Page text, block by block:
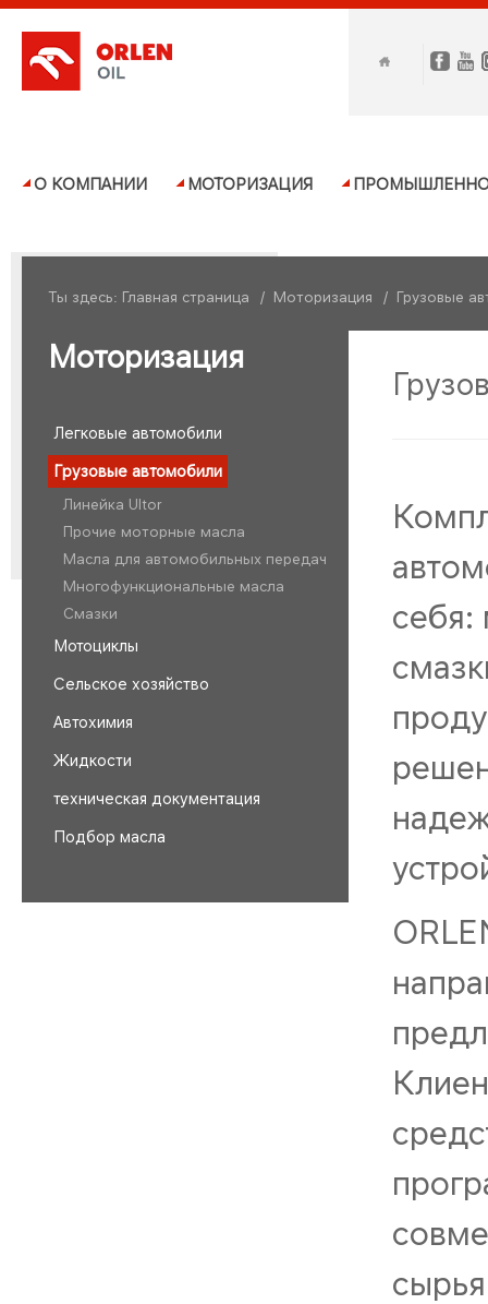
О КОМПАНИИ МОТОРИЗАЦИЯ
Ты здесь: Главная страница / Моторизация / Грузовые
Моторизация
Легковые автомобили
Грузовые автомобили
Линейка Ultor
Прочие моторные масла
Масла для автомобильных передач
Многофункциональные масла
Смазки
Мотоциклы
Сельское хозяйство
Автохимия
Жидкости
техническая документация
Подбор масла
себя: